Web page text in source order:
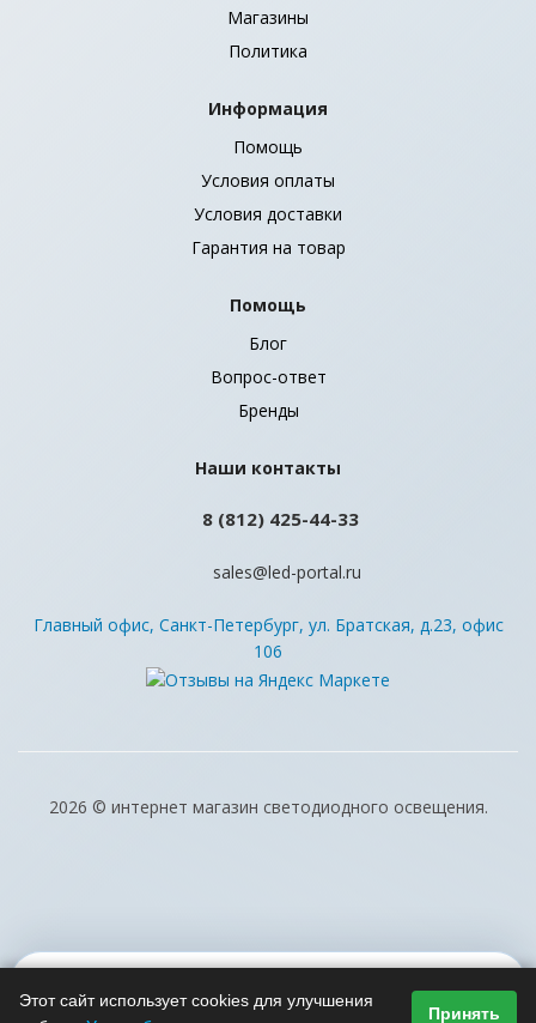
Магазины
Политика
Информация
Помощь
Условия оплаты
Условия доставки
Гарантия на товар
Помощь
Блог
Вопрос-ответ
Бренды
Наши контакты
8 (812) 425-44-33
sales@led-portal.ru
Главный офис, Санкт-Петербург, ул. Братская, д.23, офис
106
2026 © интернет магазин светодиодного освещения.
Этот сайт использует cookies для улучшения
Принять